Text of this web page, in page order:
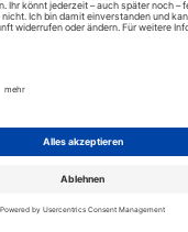
Datenschutzeinstellungen